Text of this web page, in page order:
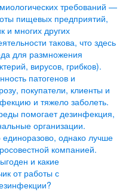
требований —
пищевых предприятий,
и многих других
такова, что здесь
для размножения
вирусов, грибков).
патогенов и
покупатели, клиенты и
и тяжело заболеть.
помогает дезинфекция,
организации.
однако лучше
компанией.
и какие
от работы с